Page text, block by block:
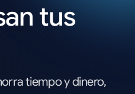
tus
tiempo y dinero,